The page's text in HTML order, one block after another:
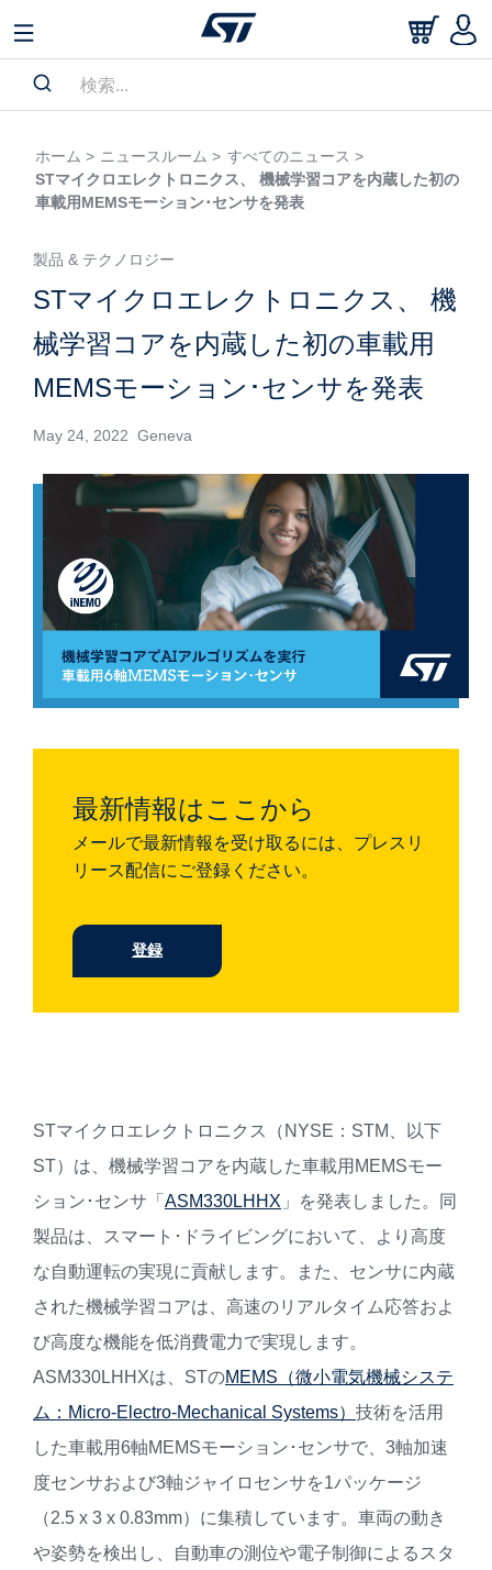
ホーム > ニュースルーム > すべてのニュース >
STマイクロエレクトロニクス、 機械学習コアを内蔵した初の
車載用MEMSモーション･センサを発表
製品 & テクノロジー
STマイクロエレクトロニクス、 機
械学習コアを内蔵した初の車載用
MEMSモーション･センサを発表
May 24, 2022 Geneva
最新情報はここから
メールで最新情報を受け取るには、プレスリ
リース配信にご登録ください。
登録
STマイクロエレクトロニクス（NYSE：STM、以下
ST）は、機械学習コアを内蔵した車載用MEMSモー
ション･センサ「 ASM330LHHX 」を発表しました。同
製品は、スマート･ドライビングにおいて、より高度
な自動運転の実現に貢献します。また、センサに内蔵
された機械学習コアは、高速のリアルタイム応答およ
び高度な機能を低消費電力で実現します。
ASM330LHHXは、STのMEMS（微小電気機械システ
ム：Micro-Electro-Mechanical Systems） 技術を活用
した車載用6軸MEMSモーション･センサで、3軸加速
度センサおよび3軸ジャイロセンサを1パッケージ
（2.5 x 3 x 0.83mm）に集積しています。車両の動き
や姿勢を検出し、自動車の測位や電子制御によるスタ